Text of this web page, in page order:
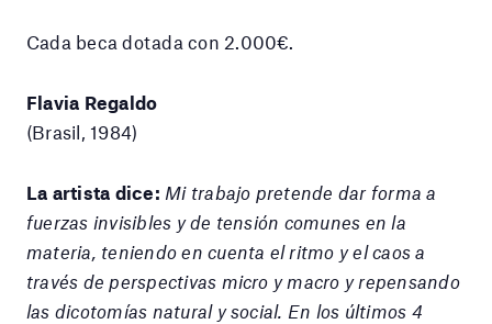
Cada beca dotada con 2.000€.
Flavia Regaldo
(Brasil, 1984)
La artista dice: Mi trabajo pretende dar forma a
fuerzas invisibles y de tensión comunes en la
materia, teniendo en cuenta el ritmo y el caos a
través de perspectivas micro y macro y repensando
las dicotomías natural y social. En los últimos 4